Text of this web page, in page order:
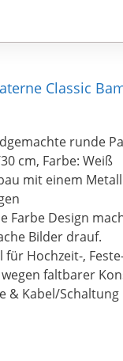
Classic
runde
cm, Farbe: Weiß
mit einem
Farbe Design
Bilder drauf.
für Hochzeit-,
faltbarer
& Kabel/